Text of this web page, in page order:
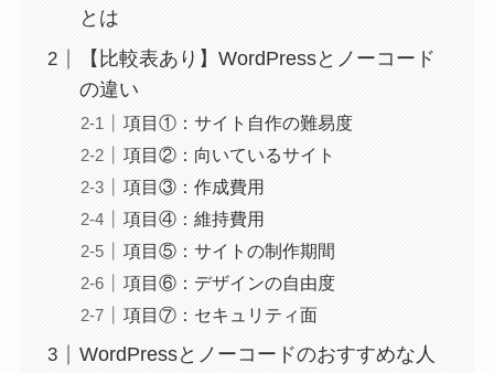
とは
【比較表あり】WordPressとノーコード
の違い
項目①：サイト自作の難易度
項目②：向いているサイト
項目③：作成費用
項目④：維持費用
項目⑤：サイトの制作期間
項目⑥：デザインの自由度
項目⑦：セキュリティ面
WordPressとノーコードのおすすめな人